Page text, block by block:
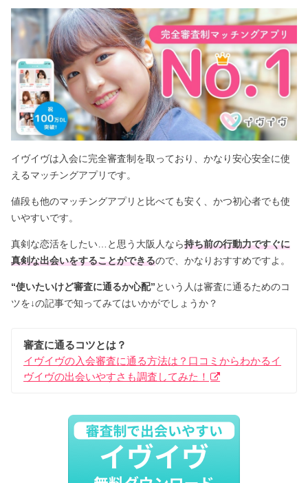
イヴイヴは入会に完全審査制を取っており、かなり安心安全に使
えるマッチングアプリです。
値段も他のマッチングアプリと比べても安く、かつ初心者でも使
いやすいです。
真剣な恋活をしたい…と思う大阪人なら持ち前の行動力ですぐに
真剣な出会いをすることができるので、かなりおすすめですよ。
“使いたいけど審査に通るか心配”という人は審査に通るためのコ
ツを↓の記事で知ってみてはいかがでしょうか？
審査に通るコツとは？
イヴイヴの入会審査に通る方法は？口コミからわかるイ
ヴイヴの出会いやすさも調査してみた！